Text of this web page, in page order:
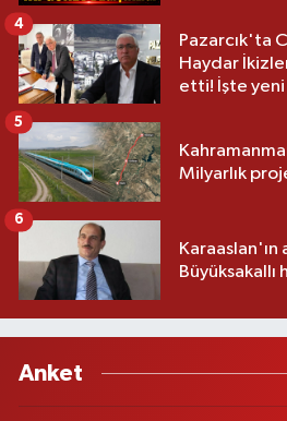
Pazarcık'ta
Haydar
etti! İşte
4
Milyarlık
5
Karaaslan'ın
Büyüksakallı
6
Anket